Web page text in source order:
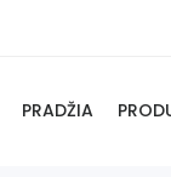
PRADŽIA